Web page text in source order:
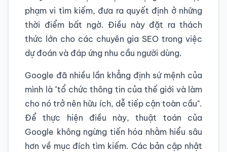
phạm vi tìm kiếm, đưa ra quyết định ở những
thời điểm bất ngờ. Điều này đặt ra thách
thức lớn cho các chuyên gia SEO trong việc
dự đoán và đáp ứng nhu cầu người dùng.
Google đã nhiều lần khẳng định sứ mệnh của
mình là "tổ chức thông tin của thế giới và làm
cho nó trở nên hữu ích, dễ tiếp cận toàn cầu".
Để thực hiện điều này, thuật toán của
Google không ngừng tiến hóa nhằm hiểu sâu
hơn về mục đích tìm kiếm. Các bản cập nhật